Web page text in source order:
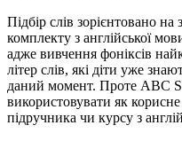
Підбір слів зорієнтовано
комплекту з англійської
адже вивчення фоніксів
літер слів, які діти уже
даний момент. Проте ABC
використовувати як
підручника чи курсу з